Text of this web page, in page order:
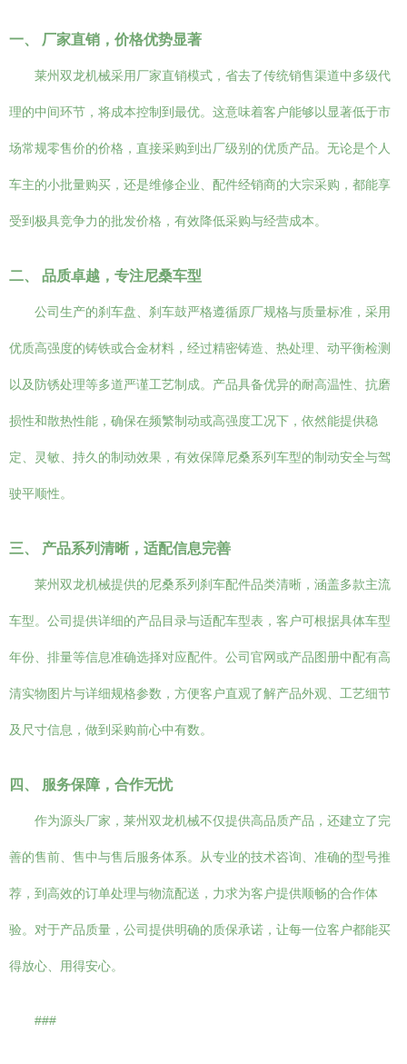
一、 厂家直销，价格优势显著
莱州双龙机械采用厂家直销模式，省去了传统销售渠道中多级代
理的中间环节，将成本控制到最优。这意味着客户能够以显著低于市
场常规零售价的价格，直接采购到出厂级别的优质产品。无论是个人
车主的小批量购买，还是维修企业、配件经销商的大宗采购，都能享
受到极具竞争力的批发价格，有效降低采购与经营成本。
二、 品质卓越，专注尼桑车型
公司生产的刹车盘、刹车鼓严格遵循原厂规格与质量标准，采用
优质高强度的铸铁或合金材料，经过精密铸造、热处理、动平衡检测
以及防锈处理等多道严谨工艺制成。产品具备优异的耐高温性、抗磨
损性和散热性能，确保在频繁制动或高强度工况下，依然能提供稳
定、灵敏、持久的制动效果，有效保障尼桑系列车型的制动安全与驾
驶平顺性。
三、 产品系列清晰，适配信息完善
莱州双龙机械提供的尼桑系列刹车配件品类清晰，涵盖多款主流
车型。公司提供详细的产品目录与适配车型表，客户可根据具体车型
年份、排量等信息准确选择对应配件。公司官网或产品图册中配有高
清实物图片与详细规格参数，方便客户直观了解产品外观、工艺细节
及尺寸信息，做到采购前心中有数。
四、 服务保障，合作无忧
作为源头厂家，莱州双龙机械不仅提供高品质产品，还建立了完
善的售前、售中与售后服务体系。从专业的技术咨询、准确的型号推
荐，到高效的订单处理与物流配送，力求为客户提供顺畅的合作体
验。对于产品质量，公司提供明确的质保承诺，让每一位客户都能买
得放心、用得安心。
###